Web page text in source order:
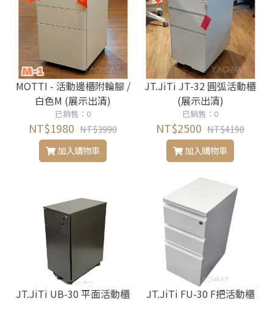
MOTTI - 活動邊櫃附輪腳 /
白色M (展示出清)
已銷售：0
NT$1980 NT$3990
加入購物車
JT.JiTi JT-32 圓弧活動櫃
(展示出清)
已銷售：0
NT$2500 NT$4190
加入購物車
JT.JiTi UB-30 平面活動櫃 JT.JiTi FU-30 F把活動櫃